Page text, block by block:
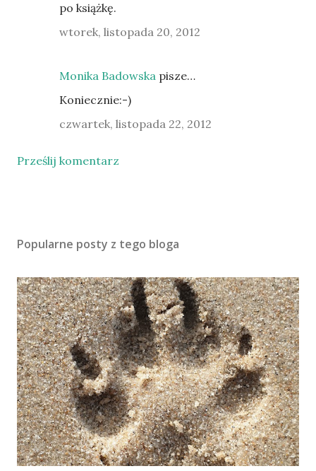
po książkę.
wtorek, listopada 20, 2012
Monika Badowska pisze…
Koniecznie:-)
czwartek, listopada 22, 2012
Prześlij komentarz
Popularne posty z tego bloga